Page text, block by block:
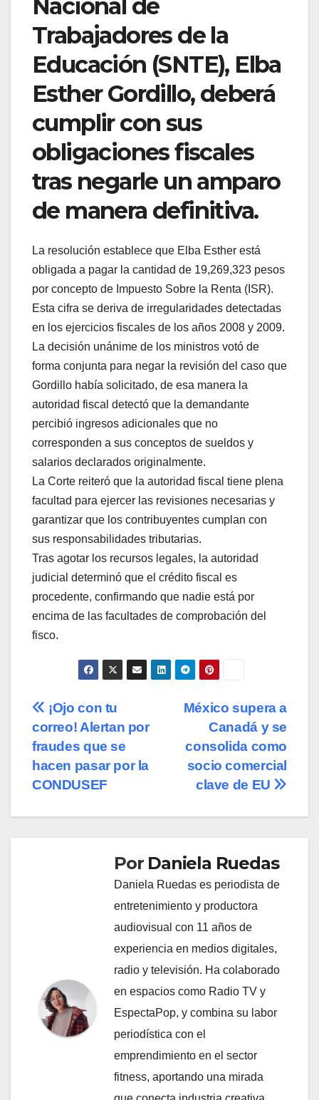
Nacional de
Trabajadores de la
Educación (SNTE), Elba
Esther Gordillo, deberá
cumplir con sus
obligaciones fiscales
tras negarle un amparo
de manera definitiva.
La resolución establece que Elba Esther está
obligada a pagar la cantidad de 19,269,323 pesos
por concepto de Impuesto Sobre la Renta (ISR).
Esta cifra se deriva de irregularidades detectadas
en los ejercicios fiscales de los años 2008 y 2009.
La decisión unánime de los ministros votó de
forma conjunta para negar la revisión del caso que
Gordillo había solicitado, de esa manera la
autoridad fiscal detectó que la demandante
percibió ingresos adicionales que no
corresponden a sus conceptos de sueldos y
salarios declarados originalmente.
La Corte reiteró que la autoridad fiscal tiene plena
facultad para ejercer las revisiones necesarias y
garantizar que los contribuyentes cumplan con
sus responsabilidades tributarias.
Tras agotar los recursos legales, la autoridad
judicial determinó que el crédito fiscal es
procedente, confirmando que nadie está por
encima de las facultades de comprobación del
fisco.
Navegación
de
entradas
México supera a
Canadá y se
consolida como
socio comercial
clave de EU
¡Ojo con tu
correo! Alertan por
fraudes que se
hacen pasar por la
CONDUSEF
Por Daniela Ruedas
Daniela Ruedas es periodista de
entretenimiento y productora
audiovisual con 11 años de
experiencia en medios digitales,
radio y televisión. Ha colaborado
en espacios como Radio TV y
EspectaPop, y combina su labor
periodística con el
emprendimiento en el sector
fitness, aportando una mirada